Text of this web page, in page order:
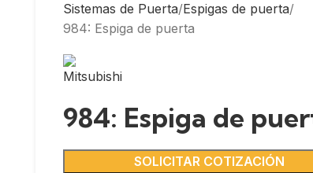
Sistemas de Puerta Espigas de puerta
984: Espiga de puerta
984: Espiga de
SOLICITAR COTIZACIÓN